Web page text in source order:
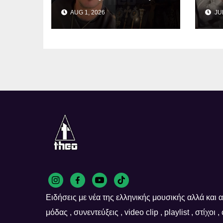
Κύπρος: Δείτε σε
ποια εκκλησία
προσκύνησε!
AUG 1, 2026
Ειδήσεις με νέα της ελληνικής μουσικής αλλά
μόδας , συνεντεύξεις , video clip , playlist , στίχοι